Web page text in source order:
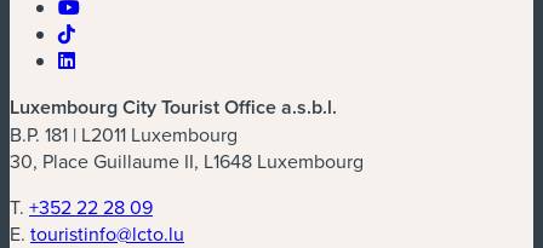
Luxembourg City Tourist Office a.s.b.l.
B.P. 181 | L2011 Luxembourg
30, Place Guillaume II, L1648 Luxembourg
T. +352 22 28 09
E. touristinfo@lcto.lu